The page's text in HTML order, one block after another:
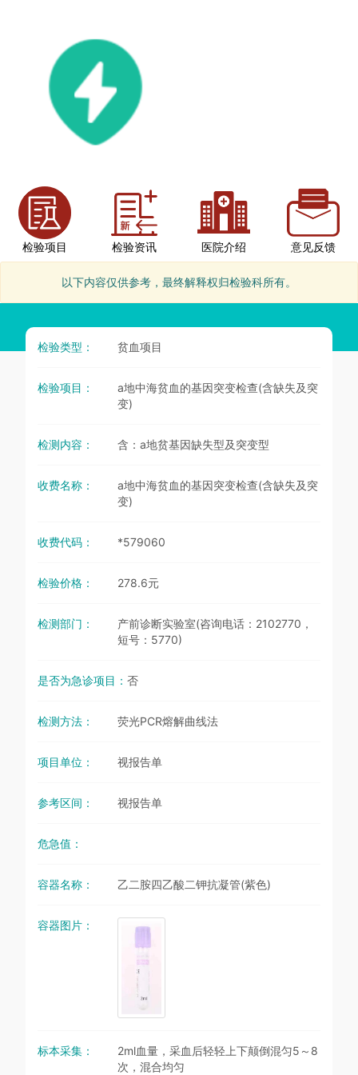
检验项目 检验资讯 医院介绍 意见反馈
以下内容仅供参考，最终解释权归检验科所有。
检验类型： 贫血项目
检验项目：
a地中海贫血的基因突变检查(含缺失及突
变)
检测内容： 含：a地贫基因缺失型及突变型
收费名称：
a地中海贫血的基因突变检查(含缺失及突
变)
收费代码： *579060
检验价格： 278.6元
检测部门：
产前诊断实验室(咨询电话：2102770，
短号：5770)
是否为急诊项目： 否
检测方法： 荧光PCR熔解曲线法
项目单位： 视报告单
参考区间： 视报告单
危急值：
容器名称： 乙二胺四乙酸二钾抗凝管(紫色)
容器图片：
标本采集：
2ml血量，采血后轻轻上下颠倒混匀5～8
次，混合均匀